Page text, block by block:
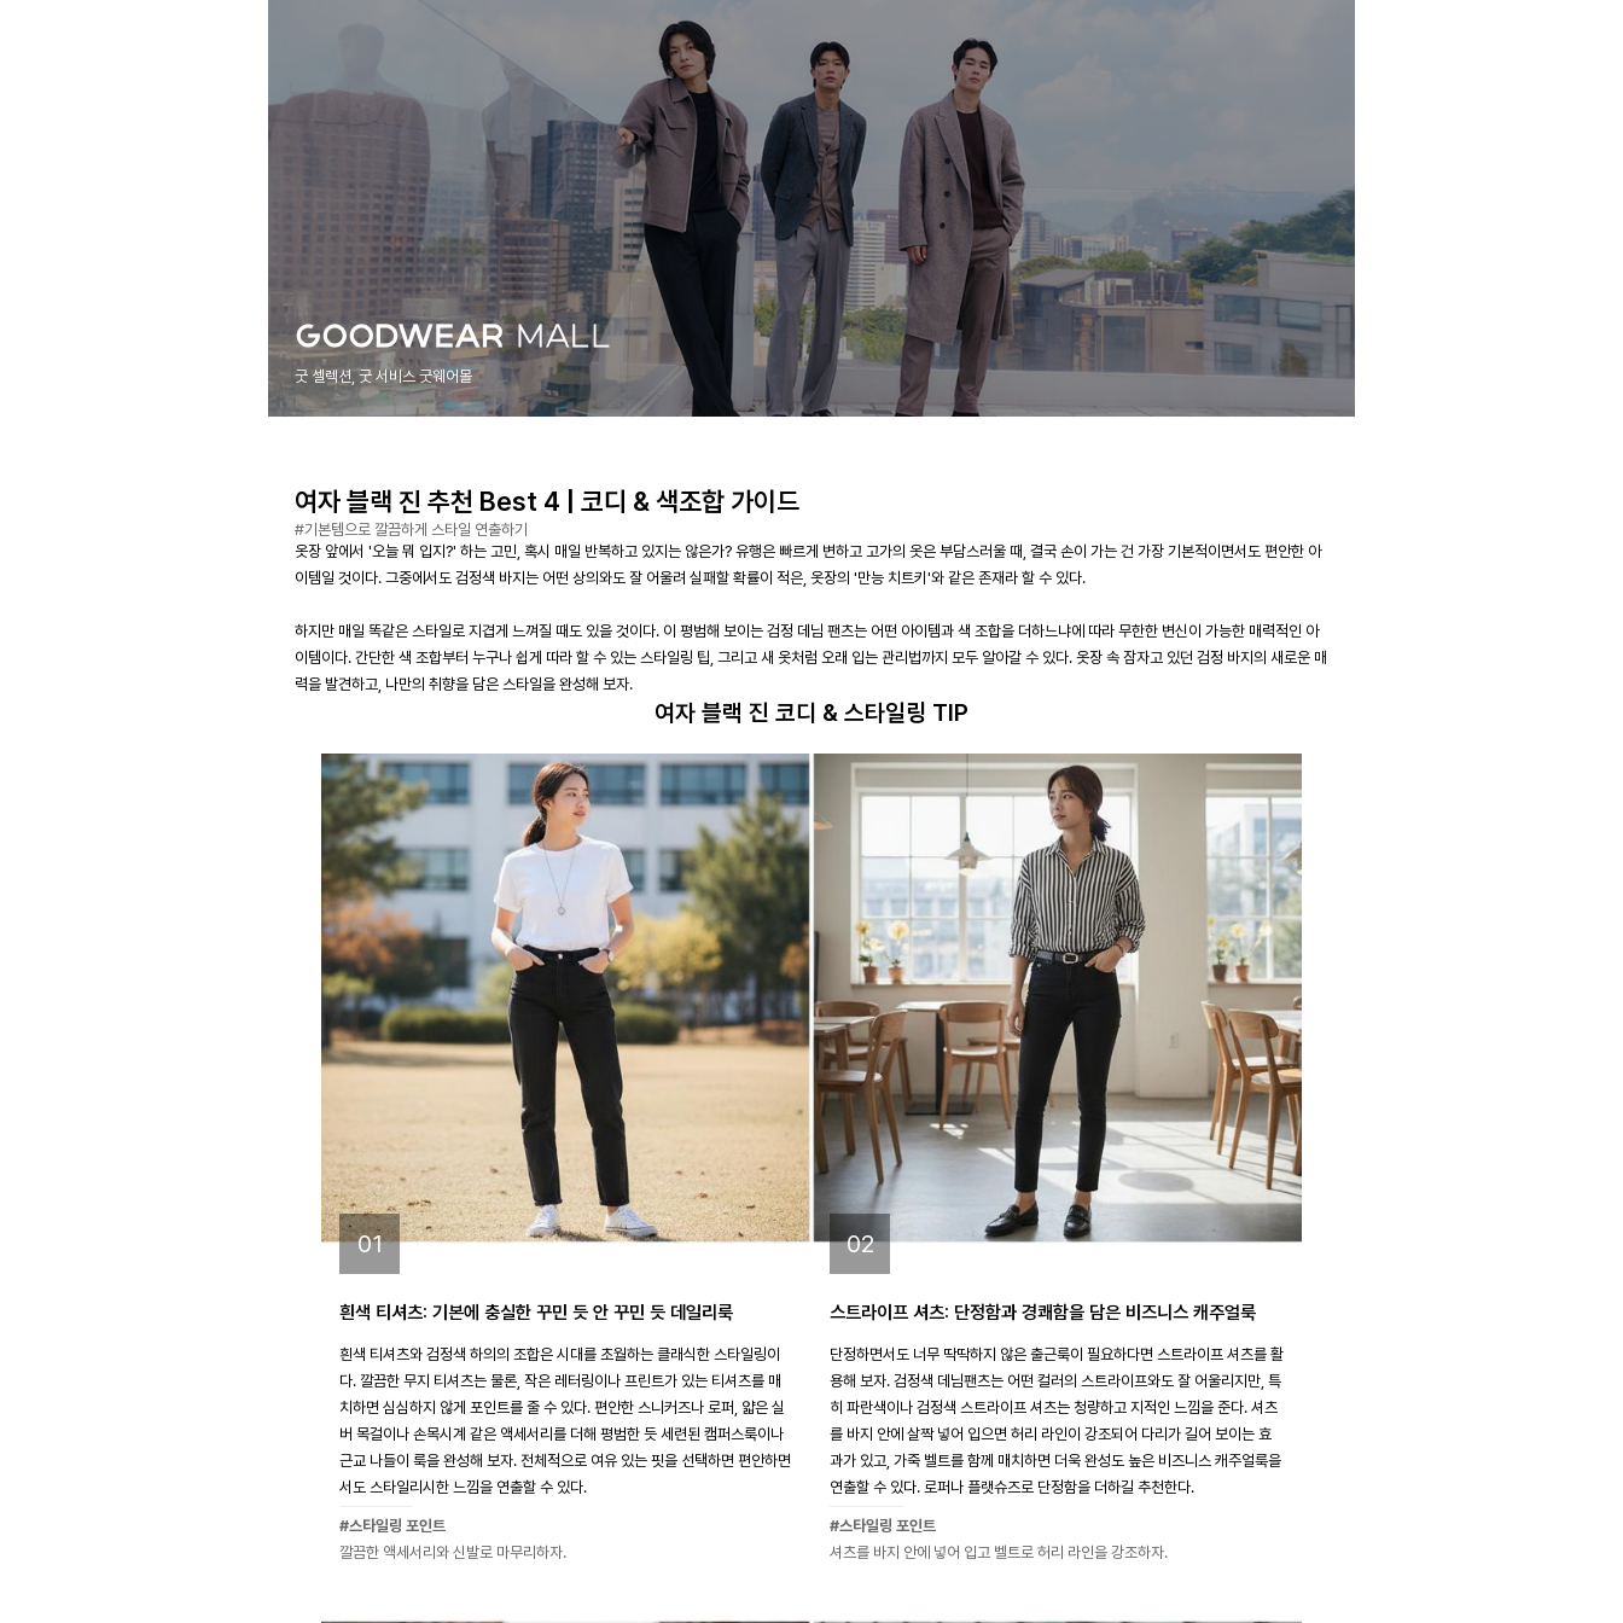
굿 셀렉션, 굿 서비스 굿웨어몰
여자 블랙 진 추천 Best 4 | 코디 & 색조합 가이드
#기본템으로 깔끔하게 스타일 연출하기
옷장 앞에서 '오늘 뭐 입지?' 하는 고민, 혹시 매일 반복하고 있지는 않은가? 유행은 빠르게 변하고 고가의 옷은 부담스러울 때, 결국 손이 가는 건 가장 기본적이면서도 편안한 아
이템일 것이다. 그중에서도 검정색 바지는 어떤 상의와도 잘 어울려 실패할 확률이 적은, 옷장의 '만능 치트키'와 같은 존재라 할 수 있다.
하지만 매일 똑같은 스타일로 지겹게 느껴질 때도 있을 것이다. 이 평범해 보이는 검정 데님 팬츠는 어떤 아이템과 색 조합을 더하느냐에 따라 무한한 변신이 가능한 매력적인 아
이템이다. 간단한 색 조합부터 누구나 쉽게 따라 할 수 있는 스타일링 팁, 그리고 새 옷처럼 오래 입는 관리법까지 모두 알아갈 수 있다. 옷장 속 잠자고 있던 검정 바지의 새로운 매
력을 발견하고, 나만의 취향을 담은 스타일을 완성해 보자.
여자 블랙 진 코디 & 스타일링 TIP
01
흰색 티셔츠: 기본에 충실한 꾸민 듯 안 꾸민 듯 데일리룩
흰색 티셔츠와 검정색 하의의 조합은 시대를 초월하는 클래식한 스타일링이
다. 깔끔한 무지 티셔츠는 물론, 작은 레터링이나 프린트가 있는 티셔츠를 매
치하면 심심하지 않게 포인트를 줄 수 있다. 편안한 스니커즈나 로퍼, 얇은 실
버 목걸이나 손목시계 같은 액세서리를 더해 평범한 듯 세련된 캠퍼스룩이나
근교 나들이 룩을 완성해 보자. 전체적으로 여유 있는 핏을 선택하면 편안하면
서도 스타일리시한 느낌을 연출할 수 있다.
#스타일링 포인트
깔끔한 액세서리와 신발로 마무리하자.
02
스트라이프 셔츠: 단정함과 경쾌함을 담은 비즈니스 캐주얼룩
단정하면서도 너무 딱딱하지 않은 출근룩이 필요하다면 스트라이프 셔츠를 활
용해 보자. 검정색 데님팬츠는 어떤 컬러의 스트라이프와도 잘 어울리지만, 특
히 파란색이나 검정색 스트라이프 셔츠는 청량하고 지적인 느낌을 준다. 셔츠
를 바지 안에 살짝 넣어 입으면 허리 라인이 강조되어 다리가 길어 보이는 효
과가 있고, 가죽 벨트를 함께 매치하면 더욱 완성도 높은 비즈니스 캐주얼룩을
연출할 수 있다. 로퍼나 플랫슈즈로 단정함을 더하길 추천한다.
#스타일링 포인트
셔츠를 바지 안에 넣어 입고 벨트로 허리 라인을 강조하자.